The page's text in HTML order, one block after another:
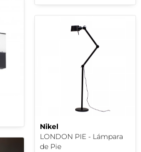
Nikel
LONDON PIE - Lámpara
de Pie